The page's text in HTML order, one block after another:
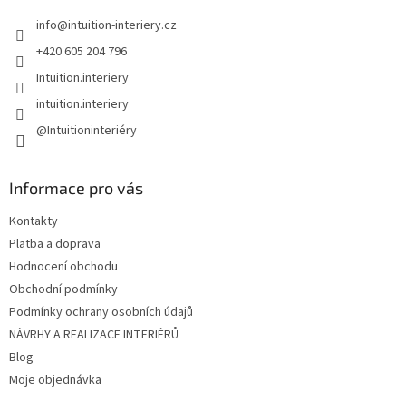
info@intuition-interiery.cz
+420 605 204 796
Intuition.interiery
intuition.interiery
@Intuitioninteriéry
Informace pro vás
Kontakty
Platba a doprava
Hodnocení obchodu
Obchodní podmínky
Podmínky ochrany osobních údajů
NÁVRHY A REALIZACE INTERIÉRŮ
Blog
Moje objednávka